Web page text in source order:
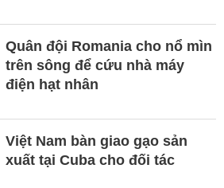
Quân đội Romania cho nổ mìn
trên sông để cứu nhà máy
điện hạt nhân
Việt Nam bàn giao gạo sản
xuất tại Cuba cho đối tác